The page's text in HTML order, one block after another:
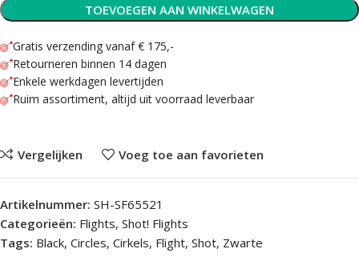
TOEVOEGEN AAN WINKELWAGEN
Gratis verzending vanaf € 175,-
Retourneren binnen 14 dagen
Enkele werkdagen levertijden
Ruim assortiment, altijd uit voorraad leverbaar
Vergelijken Voeg toe aan favorieten
Artikelnummer: SH-SF65521
Categorieën: Flights, Shot! Flights
Tags: Black, Circles, Cirkels, Flight, Shot, Zwarte